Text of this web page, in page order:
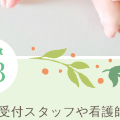
付スタッフや看護